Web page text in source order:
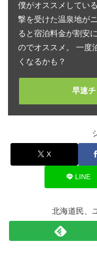
僕がオススメしてい
撃を受けた温泉地が
ると宿泊料金が割安
のでオススメ。 一度
くなるかも？
早速
X
LINE
北海道民、